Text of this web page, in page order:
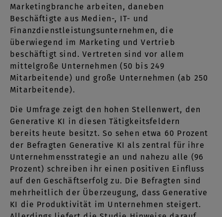
Marketingbranche arbeiten, daneben
Beschäftigte aus Medien-, IT- und
Finanzdienstleistungsunternehmen, die
überwiegend im Marketing und Vertrieb
beschäftigt sind. Vertreten sind vor allem
mittelgroße Unternehmen (50 bis 249
Mitarbeitende) und große Unternehmen (ab 250
Mitarbeitende).
Die Umfrage zeigt den hohen Stellenwert, den
Generative KI in diesen Tätigkeitsfeldern
bereits heute besitzt. So sehen etwa 60 Prozent
der Befragten Generative KI als zentral für ihre
Unternehmensstrategie an und nahezu alle (96
Prozent) schreiben ihr einen positiven Einfluss
auf den Geschäftserfolg zu. Die Befragten sind
mehrheitlich der Überzeugung, dass Generative
KI die Produktivität im Unternehmen steigert.